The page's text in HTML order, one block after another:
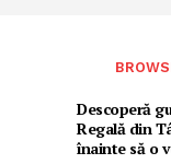
Descoperă
Regală din
înainte să o